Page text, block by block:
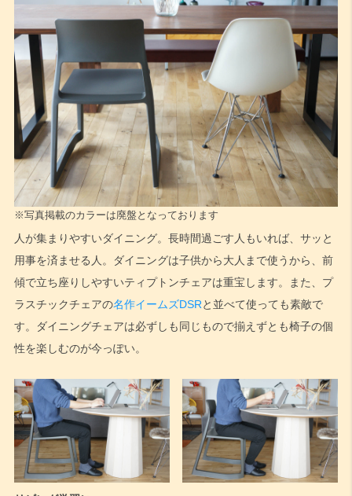
※写真掲載のカラーは廃盤となっております
人が集まりやすいダイニング。長時間過ごす人もいれば、サッと
用事を済ませる人。ダイニングは子供から大人まで使うから、前
傾で立ち座りしやすいティプトンチェアは重宝します。また、プ
ラスチックチェアの名作イームズDSRと並べて使っても素敵で
す。ダイニングチェアは必ずしも同じもので揃えずとも椅子の個
性を楽しむのが今っぽい。